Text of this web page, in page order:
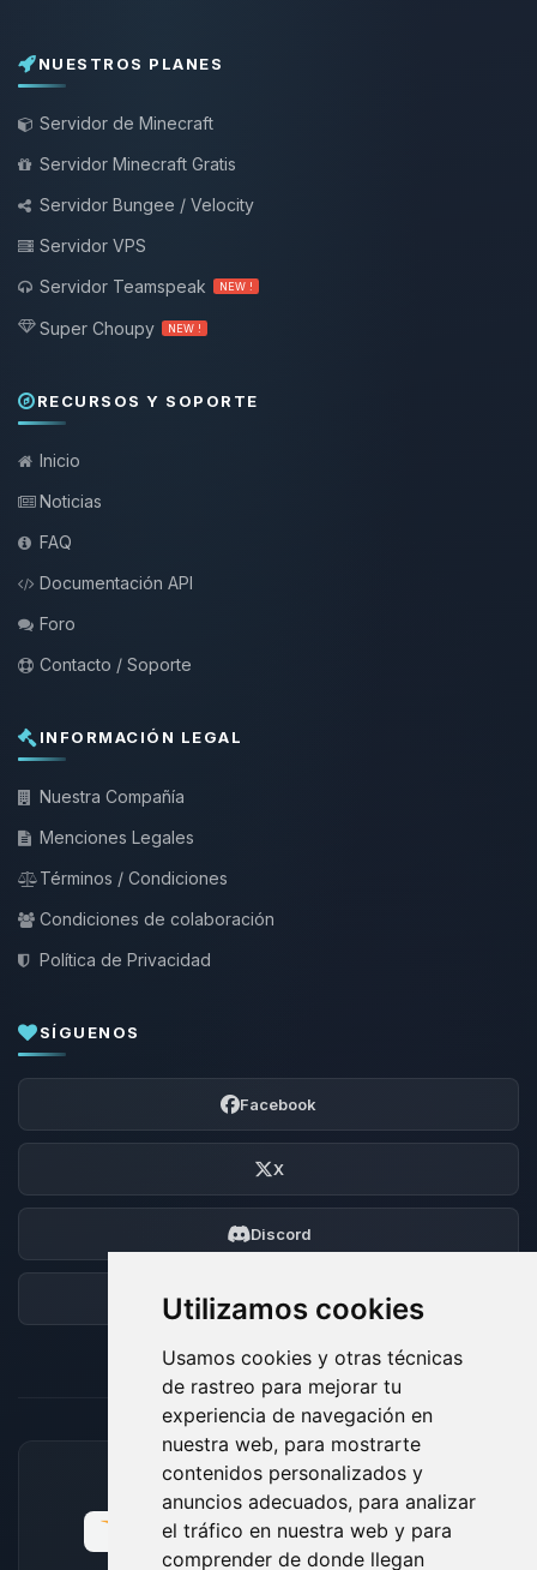
Utilizamos cookies
Usamos cookies y otras técnicas
de rastreo para mejorar tu
experiencia de navegación en
nuestra web, para mostrarte
contenidos personalizados y
anuncios adecuados, para analizar
el tráfico en nuestra web y para
comprender de donde llegan
NUESTROS PLANES
Servidor de Minecraft
Servidor Minecraft Gratis
Servidor Bungee / Velocity
Servidor VPS
Servidor Teamspeak
NEW !
Super Choupy NEW !
RECURSOS Y SOPORTE
Inicio
Noticias
FAQ
Documentación API
Foro
Contacto / Soporte
INFORMACIÓN LEGAL
Nuestra Compañía
Menciones Legales
Términos / Condiciones
Condiciones de colaboración
Política de Privacidad
SÍGUENOS
Facebook
X
Discord
Foro
MÉTODOS DE PAGO ACEPTADOS